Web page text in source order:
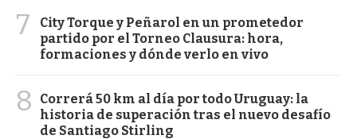
7
City Torque y Peñarol en un prometedor
partido por el Torneo Clausura: hora,
formaciones y dónde verlo en vivo
8
Correrá 50 km al día por todo Uruguay: la
historia de superación tras el nuevo desafío
de Santiago Stirling